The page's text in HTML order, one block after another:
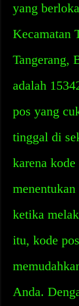
yang
Kecamatan
Tangerang,
adalah
pos yang
tinggal di
karena
ketika
itu, kode
Anda.